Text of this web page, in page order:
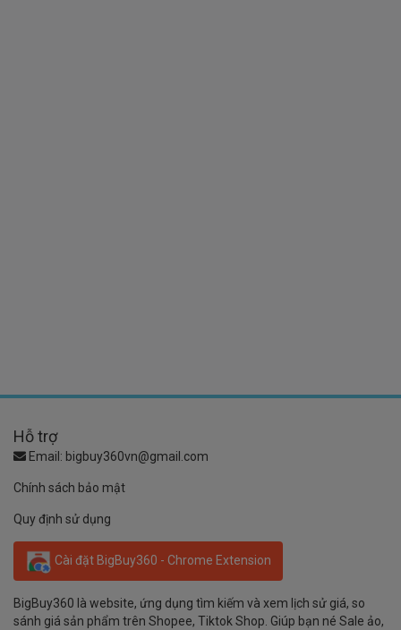
Hỗ trợ
Email: bigbuy360vn@gmail.com
Chính sách bảo mật
Quy định sử dụng
Cài đặt BigBuy360 - Chrome Extension
BigBuy360 là website, ứng dụng tìm kiếm và xem lịch sử giá, so
sánh giá sản phẩm trên Shopee, Tiktok Shop. Giúp bạn né Sale ảo,